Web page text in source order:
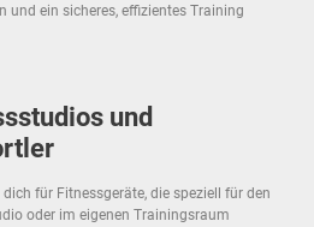
ein sicheres, effizientes Training
und
für Fitnessgeräte, die speziell für den
oder im eigenen Trainingsraum